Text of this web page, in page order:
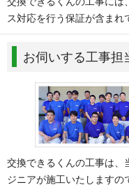
ス対応を行う保証が含まれ
お伺いする工事担
交換できるくんの工事は、
ジニアが施工いたしますの